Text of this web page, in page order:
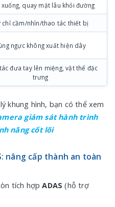
xuống, quay mặt lâu khỏi đường
chỉ cầm/nhìn/thao tác thiết bị
ngực không xuất hiện dây
đưa tay lên miệng, vật thể đặc
trưng
khung hình, bạn có thể xem
giám sát hành trình
năng cốt lõi
nâng cấp thành an toàn
tích hợpADAS (hỗ trợ